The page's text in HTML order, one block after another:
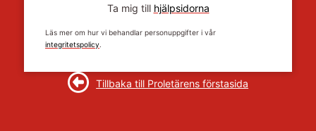
Ta mig till hjälpsidorna
Läs mer om hur vi behandlar personuppgifter i vår
integritetspolicy.
Tillbaka till Proletärens förstasida